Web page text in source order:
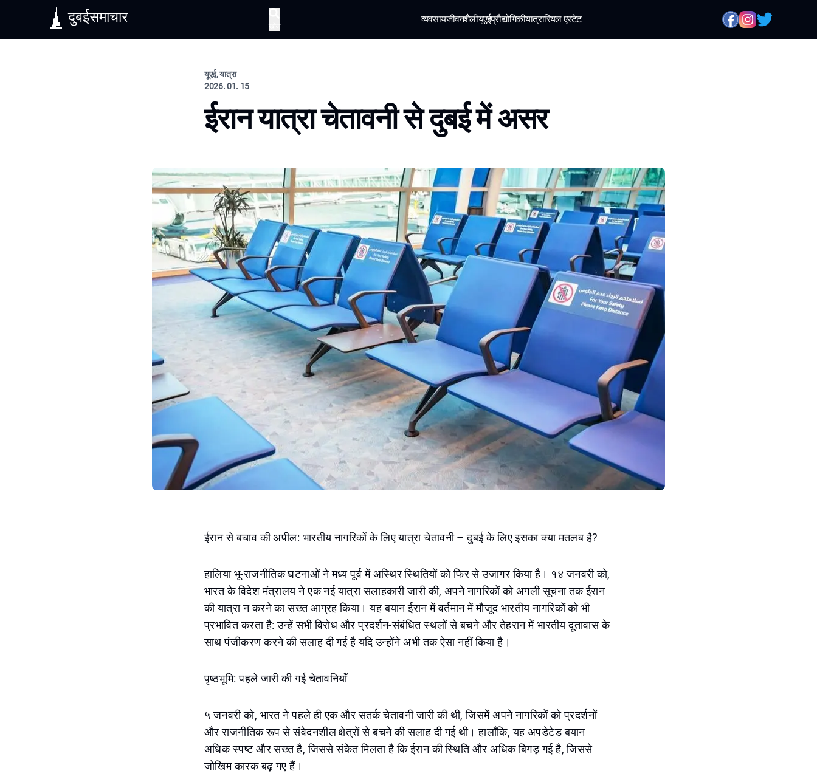
दुबईसमाचार व्यवसायजीवनशैलीयूएईप्रौद्योगिकीयात्रारियल एस्टेट
यूएई, यात्रा
2026. 01. 15
ईरान यात्रा चेतावनी से दुबई में असर
ईरान से बचाव की अपील: भारतीय नागरिकों के लिए यात्रा चेतावनी – दुबई के लिए इसका क्या मतलब है?
हालिया भू-राजनीतिक घटनाओं ने मध्य पूर्व में अस्थिर स्थितियों को फिर से उजागर किया है। १४ जनवरी को,
भारत के विदेश मंत्रालय ने एक नई यात्रा सलाहकारी जारी की, अपने नागरिकों को अगली सूचना तक ईरान
की यात्रा न करने का सख्त आग्रह किया। यह बयान ईरान में वर्तमान में मौजूद भारतीय नागरिकों को भी
प्रभावित करता है: उन्हें सभी विरोध और प्रदर्शन-संबंधित स्थलों से बचने और तेहरान में भारतीय दूतावास के
साथ पंजीकरण करने की सलाह दी गई है यदि उन्होंने अभी तक ऐसा नहीं किया है।
पृष्ठभूमि: पहले जारी की गई चेतावनियाँ
५ जनवरी को, भारत ने पहले ही एक और सतर्क चेतावनी जारी की थी, जिसमें अपने नागरिकों को प्रदर्शनों
और राजनीतिक रूप से संवेदनशील क्षेत्रों से बचने की सलाह दी गई थी। हालाँकि, यह अपडेटेड बयान
अधिक स्पष्ट और सख्त है, जिससे संकेत मिलता है कि ईरान की स्थिति और अधिक बिगड़ गई है, जिससे
जोखिम कारक बढ़ गए हैं।